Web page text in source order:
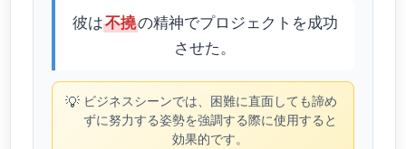
彼は不撓の精神でプロジェクトを成功
させた。
💡 ビジネスシーンでは、困難に直面しても諦め
ずに努力する姿勢を強調する際に使用すると
効果的です。